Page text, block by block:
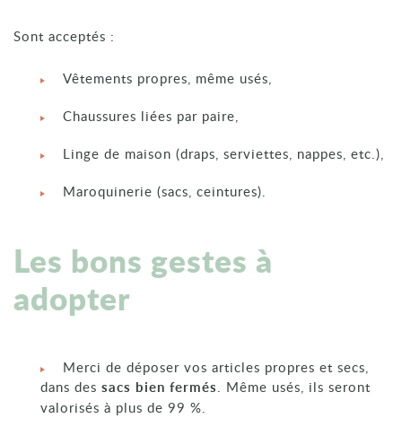
Sont acceptés :
Vêtements propres, même usés,
Chaussures liées par paire,
Linge de maison (draps, serviettes, nappes, etc.),
Maroquinerie (sacs, ceintures).
Les bons gestes à
adopter
Merci de déposer vos articles propres et secs,
dans des sacs bien fermés . Même usés, ils seront
valorisés à plus de 99 %.